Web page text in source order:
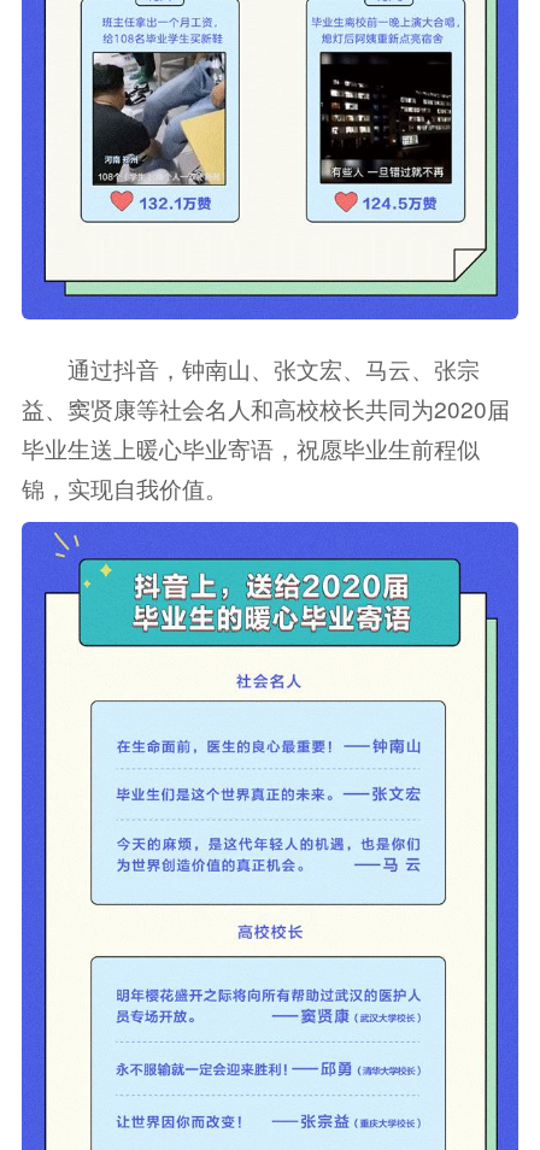
通过抖音，钟南山、张文宏、马云、张宗
益、窦贤康等社会名人和高校校长共同为2020届
毕业生送上暖心毕业寄语，祝愿毕业生前程似
锦，实现自我价值。